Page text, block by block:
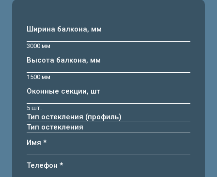
Ширина балкона, мм
3000 мм
Высота балкона, мм
1500 мм
Оконные секции, шт
5 шт.
Тип остекления (профиль)
Тип остекления
Имя *
Телефон *